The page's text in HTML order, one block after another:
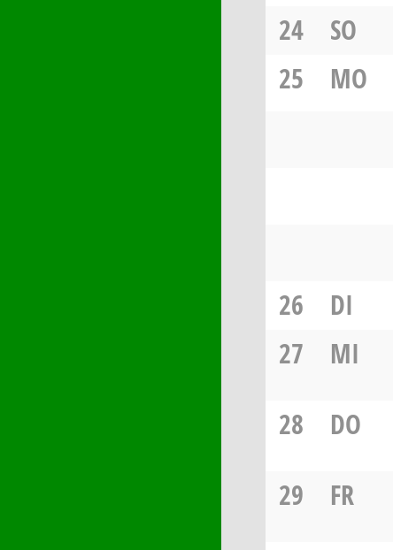
24
SO
25
MO
26
DI
27
MI
28 DO
29 FR